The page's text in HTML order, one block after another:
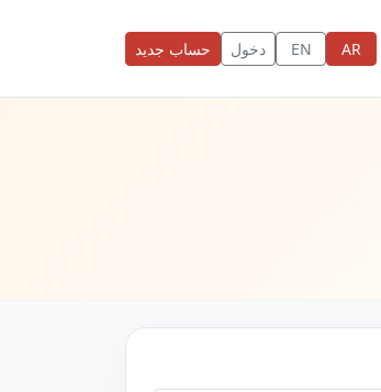
AR
EN دخول حساب جديد